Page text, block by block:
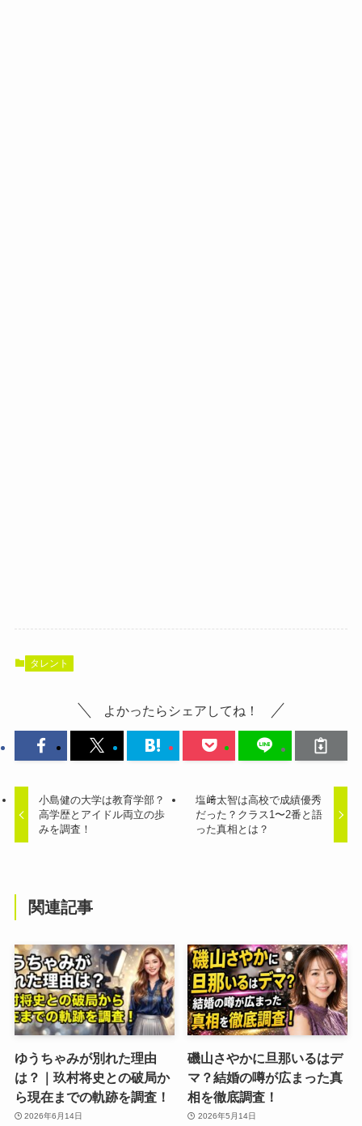
タレント
よかったらシェアしてね！
小島健の大学は教育学部？
高学歴とアイドル両立の歩
みを調査！
塩﨑太智は高校で成績優秀
だった？クラス1〜2番と語
った真相とは？
関連記事
ゆうちゃみが別れた理由
は？｜玖村将史との破局か
ら現在までの軌跡を調査！
2026年6月14日
磯山さやかに旦那いるはデ
マ？結婚の噂が広まった真
相を徹底調査！
2026年5月14日